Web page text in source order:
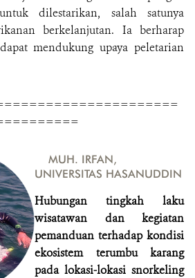
dilestarikan, salah satunya
berkelanjutan. Ia berharap
mendukung upaya peletarian
MUH. IRFAN,
UNIVERSITAS HASANUDDIN
Hubungan tingkah laku
wisatawan dan kegiatan
pemanduan terhadap kondisi
ekosistem terumbu karang
pada lokasi-lokasi snorkeling